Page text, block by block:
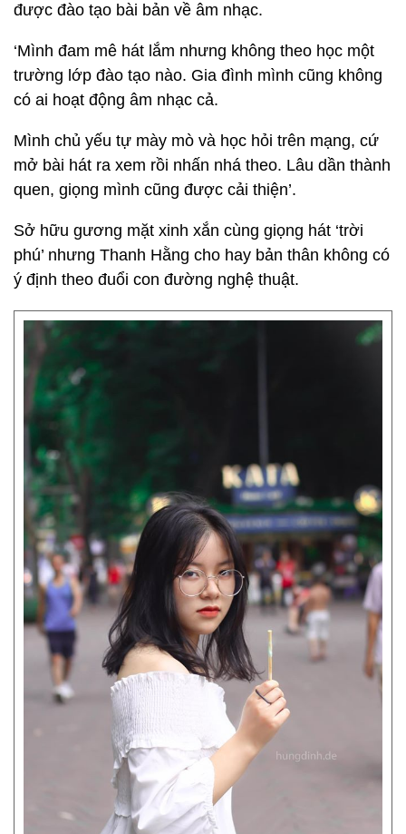
được đào tạo bài bản về âm nhạc.
‘Mình đam mê hát lắm nhưng không theo học một
trường lớp đào tạo nào. Gia đình mình cũng không
có ai hoạt động âm nhạc cả.
Mình chủ yếu tự mày mò và học hỏi trên mạng, cứ
mở bài hát ra xem rồi nhấn nhá theo. Lâu dần thành
quen, giọng mình cũng được cải thiện’.
Sở hữu gương mặt xinh xắn cùng giọng hát ‘trời
phú’ nhưng Thanh Hằng cho hay bản thân không có
ý định theo đuổi con đường nghệ thuật.